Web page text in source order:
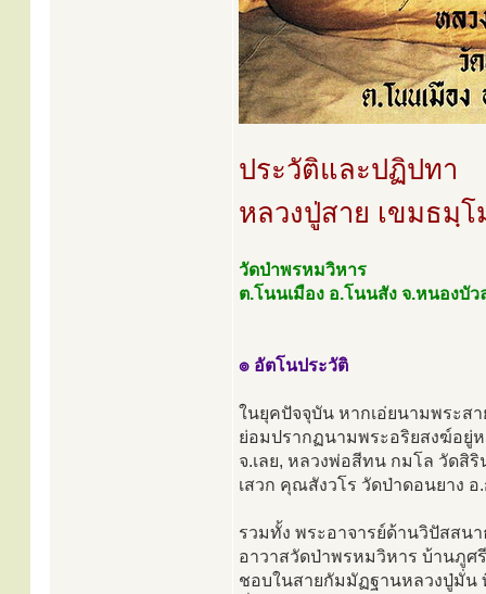
ประวัติและปฏิปทา
หลวงปู่สาย เขมธมฺโ
วัดป่าพรหมวิหาร
ต.โนนเมือง อ.โนนสัง จ.หนองบัว
๏ อัตโนประวัติ
ในยุคปัจจุบัน หากเอ่ยนามพระส
ย่อมปรากฏนามพระอริยสงฆ์อยู่
จ.เลย, หลวงพ่อสีทน กมโล วัดสิ
เสวก คุณสังวโร วัดป่าดอนยาง
รวมทั้ง พระอาจารย์ด้านวิปัสสน
อาวาสวัดป่าพรหมวิหาร บ้านภูศ
ชอบในสายกัมมัฏฐานหลวงปู่มั่น